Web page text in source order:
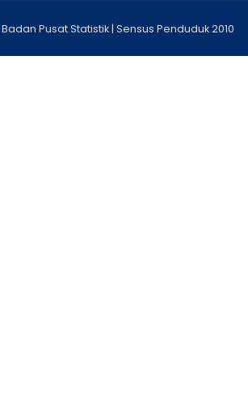
Pusat Statistik | Sensus Penduduk 2010